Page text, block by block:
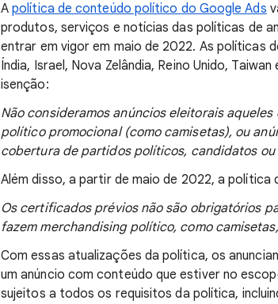
Apolítica de conteúdo político do Google Ads
produtos, serviços e notícias das políticas de
entrar em vigor em maio de 2022. As políticas
Índia, Israel, Nova Zelândia, Reino Unido,
isenção:
Não consideramos anúncios eleitorais
político promocional (como camisetas), ou
cobertura de partidos políticos, candidatos
Além disso, a partir de maio de 2022, a
Os certificados prévios não são obrigatórios
fazem merchandising político, como
Com essas atualizações da política, os
um anúncio com conteúdo que estiver no
sujeitos a todos os requisitos da política,